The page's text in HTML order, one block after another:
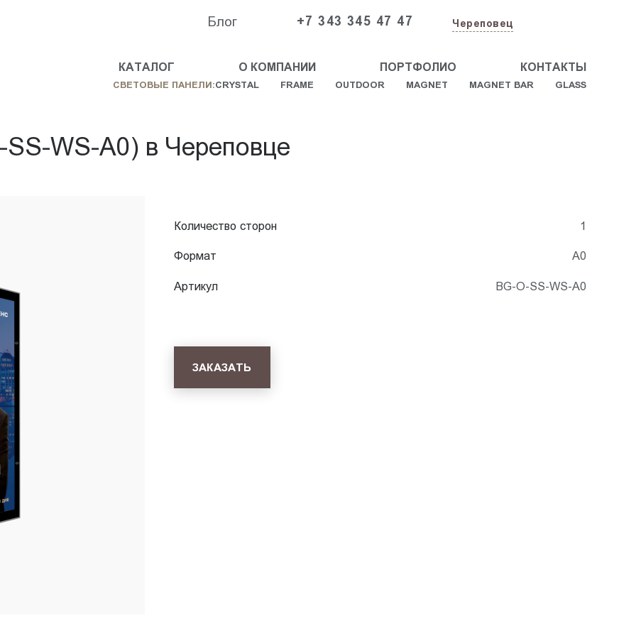
Блог +7 343 345 47 47 Череповец
КАТАЛОГ О КОМПАНИИ ПОРТФОЛИО КОНТАКТЫ
СВЕТОВЫЕ ПАНЕЛИ:CRYSTAL FRAME OUTDOOR MAGNET MAGNET BAR GLASS
WS-A0) в Череповце
Количество сторон 1
Формат А0
Артикул BG-O-SS-WS-A0
ЗАКАЗАТЬ